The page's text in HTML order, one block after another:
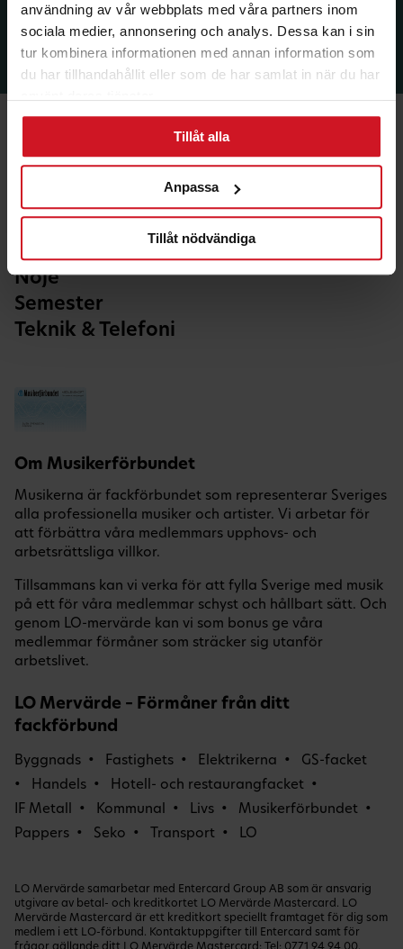
användning av vår webbplats med våra partners inom
sociala medier, annonsering och analys. Dessa kan i sin
tur kombinera informationen med annan information som
du har tillhandahållit eller som de har samlat in när du har
Tillåt alla
Anpassa
Tillåt nödvändiga
Ekonomi & Försäkring
Hälsa & Fritid
Nöje
Semester
Teknik & Telefoni
Om Musikerförbundet
Musikerna är fackförbundet som representerar Sveriges
alla professionella musiker och artister. Vi arbetar för
att förbättra våra medlemmars upphovs- och
arbetsrättsliga villkor.
Tillsammans kan vi verka för att fylla Sverige med musik
på ett för våra medlemmar schyst och hållbart sätt. Och
genom LO-mervärde kan vi som bonus ge våra
medlemmar förmåner som sträcker sig utanför
arbetslivet.
LO Mervärde – Förmåner från ditt
fackförbund
Byggnads Fastighets Elektrikerna
GS-facket
Handels
Hotell- och restaurangfacket
IF Metall
Kommunal Livs
Musikerförbundet
Pappers
Seko Transport LO
LO Mervärde samarbetar med Entercard Group AB som är ansvarig
utgivare av betal- och kreditkortet LO Mervärde Mastercard. LO
Mervärde Mastercard är ett kreditkort speciellt framtaget för dig som
medlem i ett LO-förbund. Kontaktuppgifter till Entercard samt för